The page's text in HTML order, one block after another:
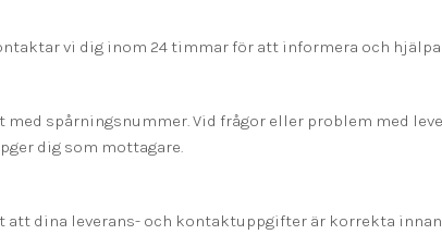
vi dig inom 24 timmar för att informera och
spårningsnummer. Vid frågor eller problem med
dig som mottagare.
dina leverans- och kontaktuppgifter är korrekta